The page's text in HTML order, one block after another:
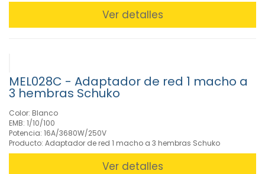
BUSCADOR
CARACTERISTICAS
Ver detalles
MEL028C - Adaptador de red 1 macho a
3 hembras Schuko
Color: Blanco
EMB: 1/10/100
Potencia: 16A/3680W/250V
Producto: Adaptador de red 1 macho a 3 hembras Schuko
Ver detalles